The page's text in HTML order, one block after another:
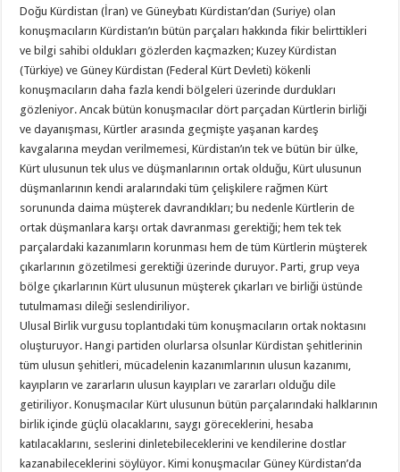
Doğu Kürdistan (İran) ve Güneybatı Kürdistan’dan (Suriye) olan
konuşmacıların Kürdistan’ın bütün parçaları hakkında fikir belirttikleri
ve bilgi sahibi oldukları gözlerden kaçmazken; Kuzey Kürdistan
(Türkiye) ve Güney Kürdistan (Federal Kürt Devleti) kökenli
konuşmacıların daha fazla kendi bölgeleri üzerinde durdukları
gözleniyor. Ancak bütün konuşmacılar dört parçadan Kürtlerin birliği
ve dayanışması, Kürtler arasında geçmişte yaşanan kardeş
kavgalarına meydan verilmemesi, Kürdistan’ın tek ve bütün bir ülke,
Kürt ulusunun tek ulus ve düşmanlarının ortak olduğu, Kürt ulusunun
düşmanlarının kendi aralarındaki tüm çelişkilere rağmen Kürt
sorununda daima müşterek davrandıkları; bu nedenle Kürtlerin de
ortak düşmanlara karşı ortak davranması gerektiği; hem tek tek
parçalardaki kazanımların korunması hem de tüm Kürtlerin müşterek
çıkarlarının gözetilmesi gerektiği üzerinde duruyor. Parti, grup veya
bölge çıkarlarının Kürt ulusunun müşterek çıkarları ve birliği üstünde
tutulmaması dileği seslendiriliyor.
Ulusal Birlik vurgusu toplantıdaki tüm konuşmacıların ortak noktasını
oluşturuyor. Hangi partiden olurlarsa olsunlar Kürdistan şehitlerinin
tüm ulusun şehitleri, mücadelenin kazanımlarının ulusun kazanımı,
kayıpların ve zararların ulusun kayıpları ve zararları olduğu dile
getiriliyor. Konuşmacılar Kürt ulusunun bütün parçalarındaki halklarının
birlik içinde güçlü olacaklarını, saygı göreceklerini, hesaba
katılacaklarını, seslerini dinletebileceklerini ve kendilerine dostlar
kazanabileceklerini söylüyor. Kimi konuşmacılar Güney Kürdistan’da